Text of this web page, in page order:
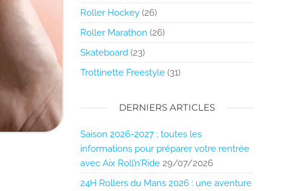
Roller Hockey(26)
Roller Marathon (26)
Skateboard(23)
Trottinette Freestyle(31)
DERNIERS ARTICLES
Saison 2026-2027 : toutes les
informations pour préparer votre rentrée
avec Aix Roll’n’Ride 29/07/2026
24H Rollers du Mans 2026 : une aventure